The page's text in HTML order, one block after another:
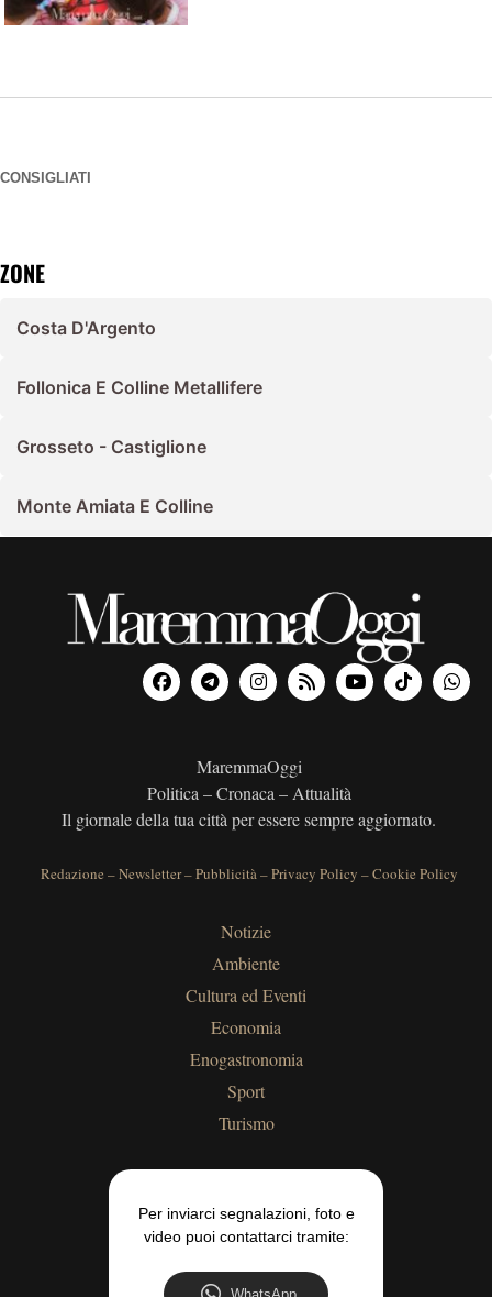
CONSIGLIATI
ZONE
Costa D'Argento
Follonica E Colline Metallifere
Grosseto - Castiglione
Monte Amiata E Colline
MaremmaOggi
Politica – Cronaca – Attualità
Il giornale della tua città per essere sempre aggiornato.
Redazione –Newsletter–Pubblicità–Privacy Policy –Cookie Policy
Notizie
Ambiente
Cultura ed Eventi
Economia
Enogastronomia
Sport
Turismo
Per inviarci segnalazioni, foto e
video puoi contattarci tramite: